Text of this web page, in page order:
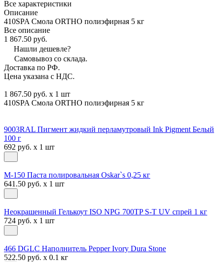
Все характеристики
Описание
410SPA Смола ORTHO полиэфирная 5 кг
Все описание
1 867.50 руб.
Нашли дешевле?
Самовывоз со склада.
Доставка по РФ.
Цена указана с НДС.
1 867.50 руб. x 1 шт
410SPA Смола ORTHO полиэфирная 5 кг
9003RAL Пигмент жидкий перламутровый Ink Pigment Белый
100 г
692 руб. x 1 шт
М-150 Паста полировальная Oskar`s 0,25 кг
641.50 руб. x 1 шт
Неокрашенный Гелькоут ISO NPG 700TP S-T UV спрей 1 кг
724 руб. x 1 шт
466 DGLC Наполнитель Pepper Ivory Dura Stone
522.50 руб. x 0.1 кг